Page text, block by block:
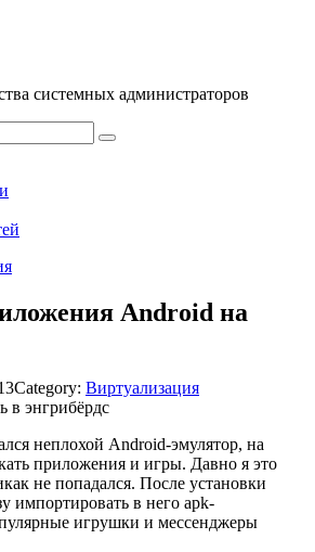
системных администраторов
Android на
Category: Виртуализация
неплохой Android-эмулятор, на
приложения и игры. Давно я это
не попадался. После установки
импортировать в него apk-
игрушки и мессенджеры